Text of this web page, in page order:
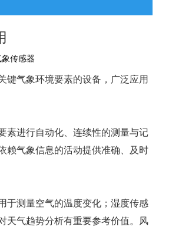
象传感器
键气象环境要素的设备，广泛应用
素进行自动化、连续性的测量与记
赖气象信息的活动提供准确、及时
于测量空气的温度变化；湿度传感
天气趋势分析有重要参考价值。风